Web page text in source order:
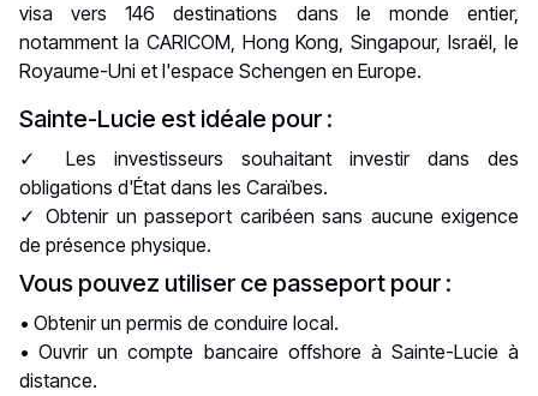
visa vers 146 destinations dans le monde entier,
notamment la CARICOM, Hong Kong, Singapour, Israël, le
Royaume-Uni et l'espace Schengen en Europe.
Sainte-Lucie est idéale pour :
✓ Les investisseurs souhaitant investir dans des
obligations d'État dans les Caraïbes.
✓ Obtenir un passeport caribéen sans aucune exigence
de présence physique.
Vous pouvez utiliser ce passeport pour :
• Obtenir un permis de conduire local.
• Ouvrir un compte bancaire offshore à Sainte-Lucie à
distance.